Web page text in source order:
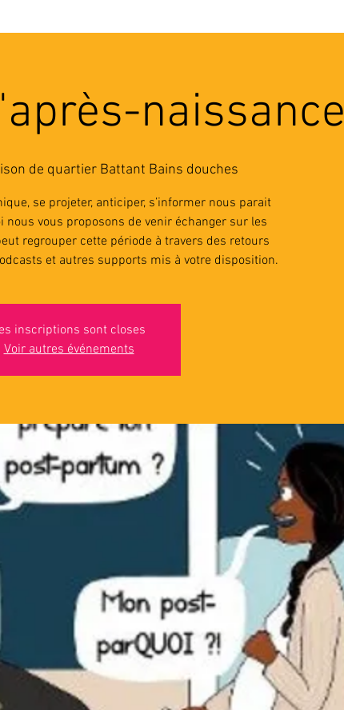
naissance
de quartier Battant Bains douches
se projeter, anticiper, s’informer nous parait
nous vous proposons de venir échanger sur les
regrouper cette période à travers des retours
et autres supports mis à votre disposition.
inscriptions sont closes
Voir autres événements